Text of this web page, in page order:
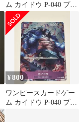
ム カイドウ P-040 プロ
モカード
¥800
ワンピースカードゲー
ム カイドウ P-040 プロ